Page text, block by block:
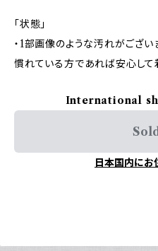
「状態」
・1部画像のような汚れがござ
慣れている方であれば安心して
International
日本国内にお